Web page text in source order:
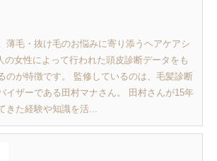
薄毛・抜け毛のお悩みに寄り添うヘアケアシ
の女性によって行われた頭皮診断データをも
のが特徴です。 監修しているのは、毛髪診断
イザーである田村マナさん。 田村さんが15年
きた経験や知識を活...